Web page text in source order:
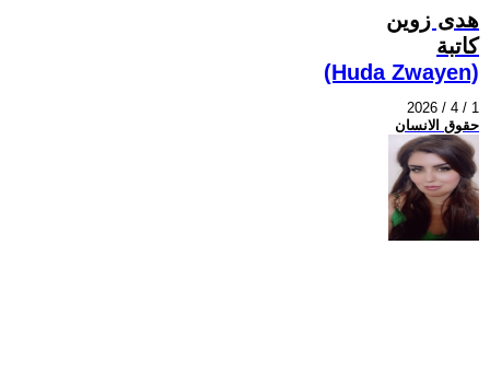
هدى زوين
كاتبة
(Huda Zwayen)
2026 / 4 / 1
حقوق الانسان